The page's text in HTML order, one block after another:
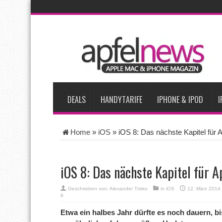
Apple testet zwei neue Display-Panels für iPhone-Modelle 2027
Apples Smartbrille könnte das nächste große Gesundheits-
Apples vermutete AirPods mit Kameras sollen bereits im
Apple erzielt 49 Prozent des weltweiten Smartphone-
Tim Cook: Mehr Speicherlieferanten bedeuten nicht zwingend
DEALS HANDYTARIFE IPHONE & IPOD
Home » iOS » iOS 8: Das nächste Kapitel für
iOS 8: Das nächste Kapitel für
Geschrieben von: Alexander Trisko in iOS 12. März 2014
8
Etwa ein halbes Jahr dürfte es noch dauern,